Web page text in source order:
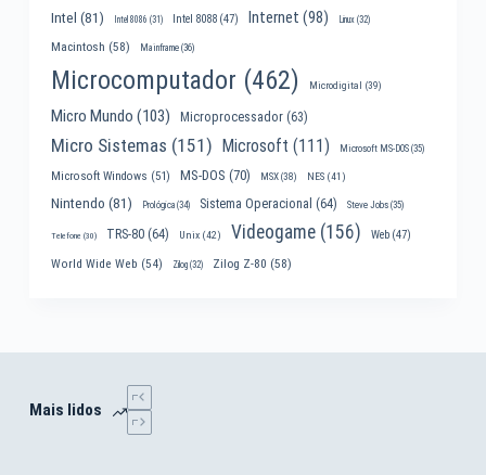
Intel (81) Intel 8086 (31) Intel 8088(47) Internet (98) Linux(32)
Macintosh (58) Mainframe(36)
Microcomputador (462) Microdigital (39)
Micro Mundo (103) Microprocessador(63)
Micro Sistemas (151) Microsoft (111) Microsoft MS-DOS(35)
Microsoft Windows (51) MS-DOS (70) MSX(38) NES(41)
Nintendo (81) Prológica(34) Sistema Operacional (64) Steve Jobs(35)
Telefone (30) TRS-80(64) Unix(42) Videogame(156) Web(47)
World Wide Web (54) Zilog(32) Zilog Z-80 (58)
Mais lidos